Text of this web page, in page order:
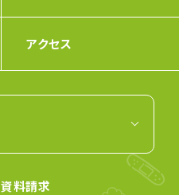
アクセス
資料請求